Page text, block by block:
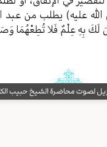
عليه) يطلب من عبد
بِهِ عِلْمٌ فَلا تُطِعْهُمَا
لصوت محاضرة الشيخ حبيب